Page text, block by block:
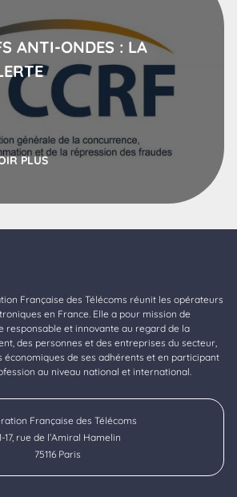
ANTI-ONDES : LA
PLUS
Française des Télécoms réunit les opérateurs
en France. Elle a pour mission de
responsable et innovante au regard de la
des personnes et des entreprises du secteur,
économiques de ses adhérents et en participant
au niveau national et international.
Française des Télécoms
17, rue de l’Amiral Hamelin
75116 Paris